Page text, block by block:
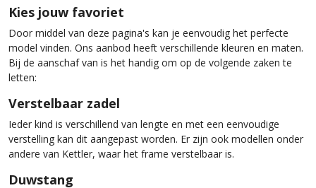
Kies jouw favoriet
Door middel van deze pagina's kan je eenvoudig het perfecte
model vinden. Ons aanbod heeft verschillende kleuren en maten.
Bij de aanschaf van is het handig om op de volgende zaken te
letten:
Verstelbaar zadel
Ieder kind is verschillend van lengte en met een eenvoudige
verstelling kan dit aangepast worden. Er zijn ook modellen onder
andere van Kettler, waar het frame verstelbaar is.
Duwstang